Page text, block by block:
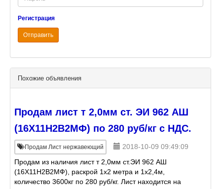
Регистрация
Отправить
Похожие объявления
Продам лист т 2,0мм ст. ЭИ 962 АШ
(16Х11Н2В2MФ) по 280 руб/кг с НДС.
Продам Лист нержавеющий
2018-10-09 09:49:09
Продам из наличия лист т 2,0мм ст.ЭИ 962 АШ
(16Х11Н2В2МФ), раскрой 1х2 метра и 1х2,4м,
количество 3600кг по 280 руб/кг. Лист находится на